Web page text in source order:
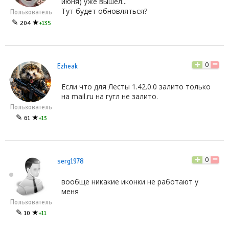
Пользователь
✎ 204 ★+135
Тут будет обновляться?
Пользователь
✎ 61 ★+13
Ezheak 0
Если что для Лесты 1.42.0.0 залито только
на mail.ru на гугл не залито.
Пользователь
✎ 10 ★+11
serg1978 0
вообще никакие иконки не работают у
меня